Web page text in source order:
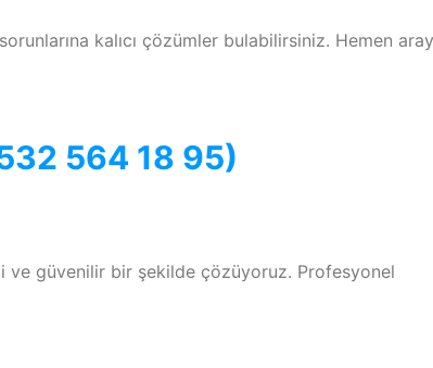
kalıcı çözümler bulabilirsiniz. Hemen
564 18 95)
ve güvenilir bir şekilde çözüyoruz. Profesyonel